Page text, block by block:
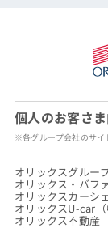
個人のお客さ
※各グループ会社のサイ
オリックスグルー
オリックス・バフ
オリックスカーシ
オリックスU-car（
オリックス不動産